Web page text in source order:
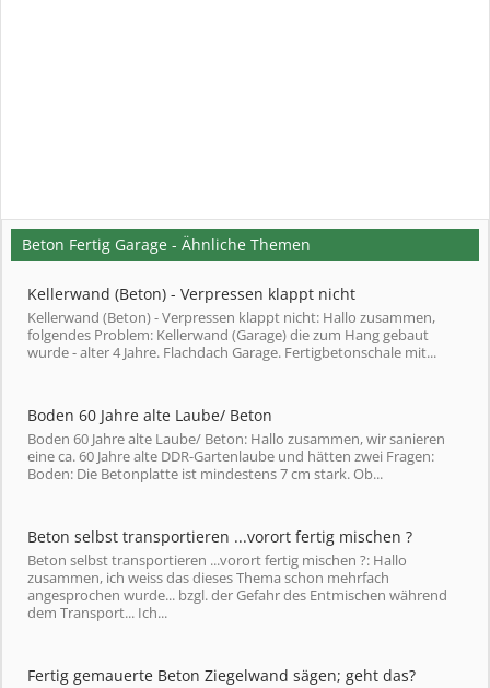
Beton Fertig Garage - Ähnliche Themen
Kellerwand (Beton) - Verpressen klappt nicht
Kellerwand (Beton) - Verpressen klappt nicht: Hallo zusammen,
folgendes Problem: Kellerwand (Garage) die zum Hang gebaut
wurde - alter 4 Jahre. Flachdach Garage. Fertigbetonschale mit...
Boden 60 Jahre alte Laube/ Beton
Boden 60 Jahre alte Laube/ Beton: Hallo zusammen, wir sanieren
eine ca. 60 Jahre alte DDR-Gartenlaube und hätten zwei Fragen:
Boden: Die Betonplatte ist mindestens 7 cm stark. Ob...
Beton selbst transportieren ...vorort fertig mischen ?
Beton selbst transportieren ...vorort fertig mischen ?: Hallo
zusammen, ich weiss das dieses Thema schon mehrfach
angesprochen wurde... bzgl. der Gefahr des Entmischen während
dem Transport... Ich...
Fertig gemauerte Beton Ziegelwand sägen; geht das?